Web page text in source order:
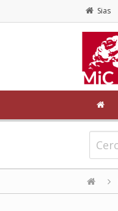
Sias